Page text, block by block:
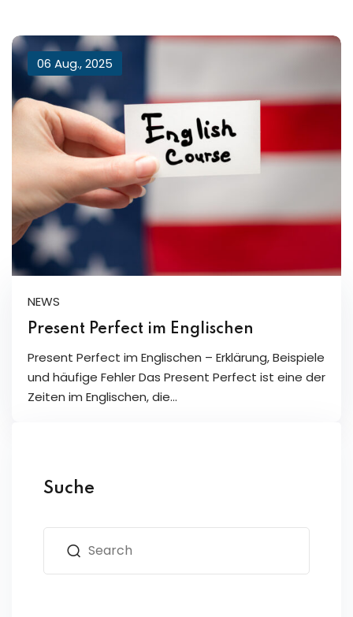
06 Aug., 2025
NEWS
Present Perfect im Englischen
Present Perfect im Englischen – Erklärung, Beispiele
und häufige Fehler Das Present Perfect ist eine der
Zeiten im Englischen, die…
Suche